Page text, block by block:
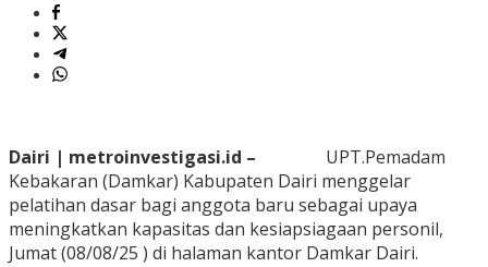
Dairi | metroinvestigasi.id – UPT.Pemadam
Kebakaran (Damkar) Kabupaten Dairi menggelar
pelatihan dasar bagi anggota baru sebagai upaya
meningkatkan kapasitas dan kesiapsiagaan personil,
Jumat (08/08/25 ) di halaman kantor Damkar Dairi.